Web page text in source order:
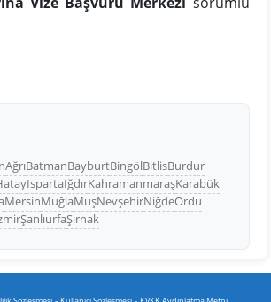
AğrıBatmanBayburtBingölBitlisBurdur
IspartaIğdırKahramanmaraşKarabük
MersinMuğlaMuşNevşehirNiğdeOrdu
ŞanlıurfaŞırnak